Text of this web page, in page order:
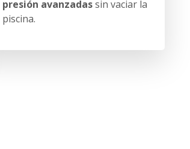
presión avanzadassin vaciar la
piscina.